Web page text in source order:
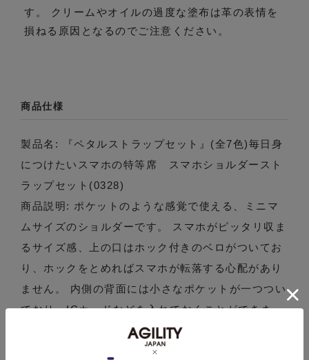
す。 クリームやオイルの過度な塗布は革の表情を
損ねる原因となるのでご注意ください。
商品仕様
製品名: 『ペタルストラップセット』(全7色)毎日身
につけたいスマホの特等席 スマホショルダースト
ラップセット(0328)
商品説明: ポケットのような感覚で使える、ミニマ
ムサイズのショルダーです。 スマホがピッタリ収ま
るサイズ感、上の口はホック付きのベロがついてお
り、ホックをとめればスマホが転落する心配があり
ません。 内側の背面には小さなポケットが一つつい
ており、ICカードなどを入れておくことができま
す。 本体と共革でできたショルダーベルトは、
『0357/レザーロープストラップ』 幅約1.3cmと太